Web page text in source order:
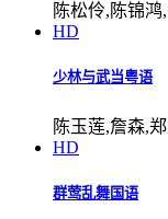
陈松伶,陈锦鸿
HD
少林与武当粤语
陈玉莲,詹森,
HD
群莺乱舞国语